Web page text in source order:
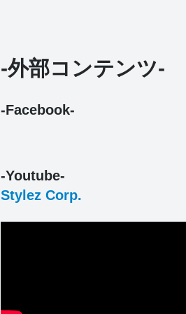
-外部コンテンツ-
-Facebook-
-Youtube-
Stylez Corp.